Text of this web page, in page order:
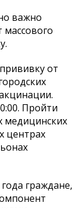
важно
массового
от
Пройти
медицинских
центрах
граждане,